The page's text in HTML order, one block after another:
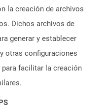
la creación de archivos
Dichos archivos de
generar y establecer
otras configuraciones
facilitar la creación